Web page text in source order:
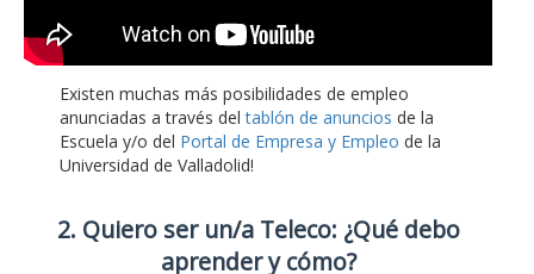
Existen muchas más posibilidades de empleo
anunciadas a través deltablón de anuncios de la
Escuela y/o del Portal de Empresa y Empleo de la
Universidad de Valladolid!
2. Quiero ser un/a Teleco: ¿Qué debo
aprender y cómo?